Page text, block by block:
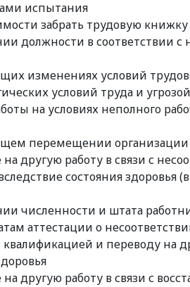
испытания
забрать трудовую
должности в соответствии
изменениях условий
условий труда и
на условиях неполного
перемещении организации
другую работу в связи с
состояния здоровья
численности и штата
аттестации о
и переводу на
другую работу в связи с